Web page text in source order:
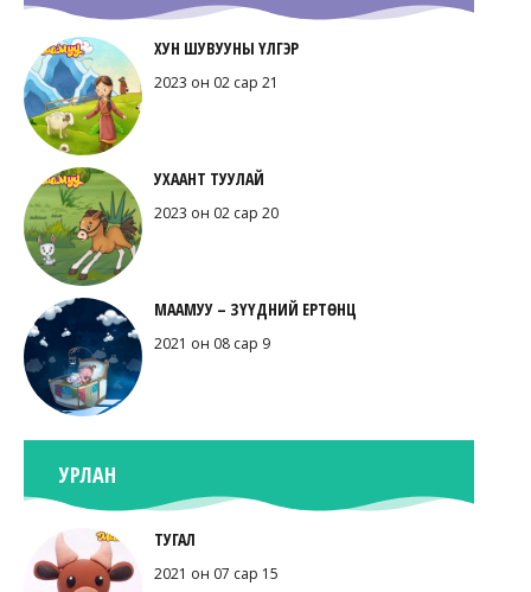
ХУН ШУВУУНЫ ҮЛГЭР
2023 он 02 сар 21
УХААНТ ТУУЛАЙ
2023 он 02 сар 20
МААМУУ – ЗҮҮДНИЙ ЕРТӨНЦ
2021 он 08 сар 9
УРЛАН
ТУГАЛ
2021 он 07 сар 15